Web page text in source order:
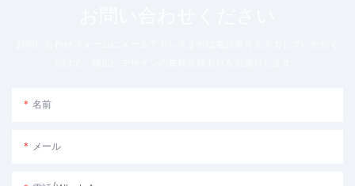
名前
メール